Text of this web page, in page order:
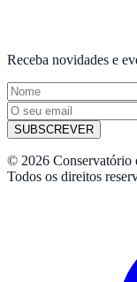
Receba novidades e
SUBSCREVER
© 2026 Conservatório
Todos os direitos